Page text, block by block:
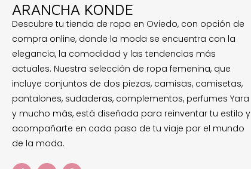
ARANCHA KONDE
Descubre tu tienda de ropa en Oviedo, con opción de
compra online, donde la moda se encuentra con la
elegancia, la comodidad y las tendencias más
actuales. Nuestra selección de ropa femenina, que
incluye conjuntos de dos piezas, camisas, camisetas,
pantalones, sudaderas, complementos, perfumes Yara
y mucho más, está diseñada para reinventar tu estilo y
acompañarte en cada paso de tu viaje por el mundo
de la moda.